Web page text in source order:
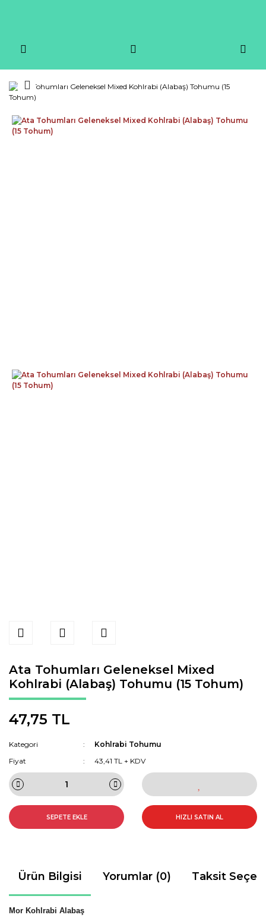
Ata Tohumları Geleneksel Mixed
Kohlrabi (Alabaş) Tohumu (15 Tohum)
47,75 TL
Kategori
Kohlrabi Tohumu
Fiyat
43,41 TL + KDV
SEPETE EKLE HIZLI SATIN AL
Ürün Bilgisi Yorumlar (0) Taksit
Mor Kohlrabi Alabaş